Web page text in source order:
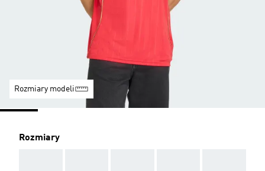
Rozmiary modeli
Rozmiary